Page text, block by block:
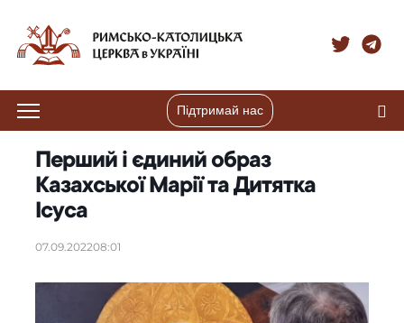
Підтримай нас
Перший і єдиний образ
Казахської Марії та Дитятка
Ісуса
07.09.202208:01